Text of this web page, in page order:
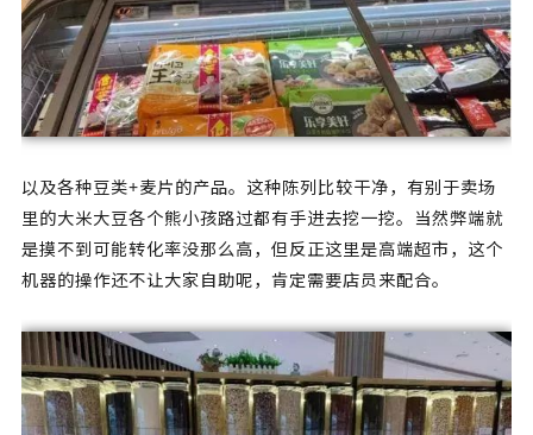
以及各种豆类+麦片的产品。这种陈列比较干净，有别于卖场
里的大米大豆各个熊小孩路过都有手进去挖一挖。当然弊端就
是摸不到可能转化率没那么高，但反正这里是高端超市，这个
机器的操作还不让大家自助呢，肯定需要店员来配合。